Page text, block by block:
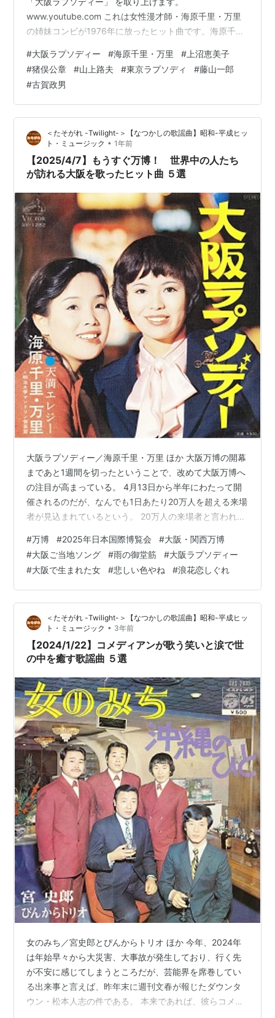
www.youtube.com これは女性漫才師・海原千里・万里
の姉妹コンビが1976年に放ったヒット曲です。海原千里
なった天才漫才師ですが、それだけでなく、小さな頃か
らのど自慢荒らしをするほどの歌上手でした。この歌で
もソロと言っても良いほど殆ど彼女がメインを取ってい
ます。お姉さん、海原万里氏がソロで歌う部分は一番で
いうと「映画を見ましょか」だけです。後はユニゾンか
ハモリです。まぁ、最後の低音のハモリ…
#大阪ラプソディー #海原千里・万里 # 上沼恵美子
#猪俣公章 #山上路夫 #東京ラプソディ #藤山一郎
#古賀政男
＜たそがれ -Twilight-＞【なつかしの歌謡曲】昭和-平成ヒッ
ト・ミュージック • 1年前
【2025/4/7】もうすぐ万博！ 世界中の人たち
が訪れる大阪を歌ったヒット曲 ５選
大阪ラプソディー／海原千里・万里 ほか 大阪万博の開幕
まであと1週間を切ったということで、改めて大阪万博へ
の注目が高まっている。 4月13日から半年にわたって開
催されるのだが、なんでも1日あたり20万人を超える来場
者が見込まれているという。 20万人の来場者と言われて
き合いにしてみようと思うのだが、恐らく初詣の明治神
宮や、F1の鈴鹿サーキットと同じくらいの規模なのだろ
う。 万博をきっかけに世界中の多くの人たちが大阪を訪
れることになるので、街並みや観光スポットを見たり、
食を楽しんだりと、日本の第二の都市・大阪を堪能して
もらいたいものである。 ＜雨…
#万博 #2025年日本国際博覧会 #大阪・関西万博
#大阪ご当地ソング #雨の御堂筋 #大阪ラプソディー
#大阪で生まれた女 #悲しい色やね #浪花恋しぐれ
＜たそがれ -Twilight-＞【なつかしの歌謡曲】昭和-平成ヒッ
ト・ミュージック • 3年前
【2024/1/22】コメディアンが歌う笑いと涙で世
の中を癒す歌謡曲 ５選
女のみち／宮史郎とぴんからトリオ ほか 今年、2024年
は年始早々から大災害、大事故が発生しており、行く先
が不安に感じてしまうところだが、芸能界を席巻してい
る出来事と言えば、昨年末に週刊文春が報じたダウンタ
ウン・松本人志の件である。 本来であれば、彼らコメデ